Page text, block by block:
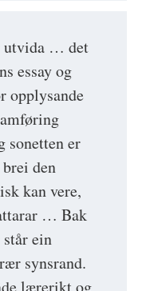
utvida … det
essay og
opplysande
er
den
kan vere,
… Bak
ein
synsrand.
lærerikt og